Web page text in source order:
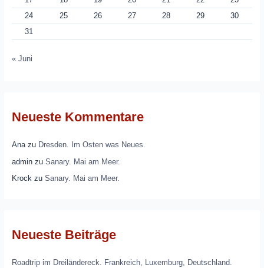
24
25 26 27 28 29
30
31
« Juni
Neueste Kommentare
Anazu Dresden. Im Osten was Neues.
adminzu Sanary. Mai am Meer.
Krockzu Sanary. Mai am Meer.
Neueste Beiträge
Roadtrip im Dreiländereck. Frankreich, Luxemburg, Deutschland.